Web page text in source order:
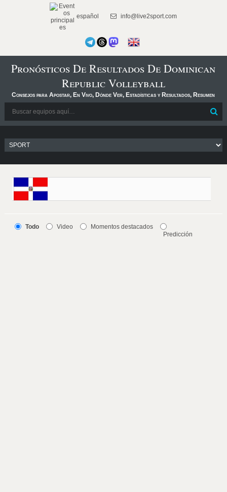
español info@live2sport.com
Pronósticos De Resultados De Dominican
Republic Volleyball
Consejos para Apostar, En Vivo, Dónde Ver, Estadísticas y Resultados, Resumen
Todo Video
Momentos destacados
Predicción